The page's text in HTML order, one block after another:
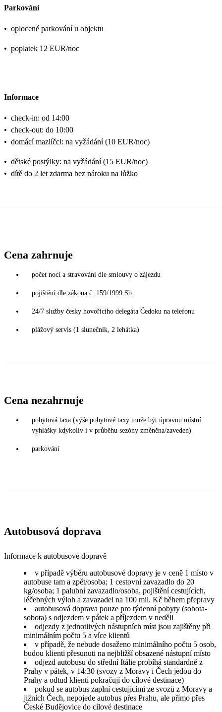
Parkování
• oplocené parkování u objektu
• poplatek 12 EUR/noc
Informace
• check-in: od 14:00
• check-out: do 10:00
• domácí mazlíčci: na vyžádání (10 EUR/noc)
• dětské postýlky: na vyžádání (15 EUR/noc)
• dítě do 2 let zdarma bez nároku na lůžko
Cena zahrnuje
počet nocí a stravování dle smlouvy o zájezdu
pojištění dle zákona č. 159/1999 Sb.
24/7 služby česky hovořícího delegáta Čedoku na telefonu
plážový servis (1 slunečník, 2 lehátka)
Cena nezahrnuje
pobytová taxa (výše pobytové taxy může být úpravou místní
vyhlášky kdykoliv i v průběhu sezóny změněna/zaveden)
parkování
Autobusová doprava
Informace k autobusové dopravě
v případě výběru autobusové dopravy je v ceně 1 místo v
autobuse tam a zpět/osoba; 1 cestovní zavazadlo do 20
kg/osoba; 1 palubní zavazadlo/osoba, pojištění cestujících,
léčebných výloh a zavazadel na 100 mil. Kč během přepravy
autobusová doprava pouze pro týdenní pobyty (sobota-
sobota) s odjezdem v pátek a příjezdem v neděli
odjezdy z jednotlivých nástupních míst jsou zajištěny při
minimálním počtu 5 a více klientů
v případě, že nebude dosaženo minimálního počtu 5 osob,
budou klienti přesunuti na nejbližší obsazené nástupní místo
odjezd autobusu do střední Itálie probíhá standardně z
Prahy v pátek, v 14:30 (svozy z Moravy i Čech jedou do
Prahy a odtud klienti pokračují do cílové destinace)
pokud se autobus zaplní cestujícími ze svozů z Moravy a
jižních Čech, nepojede autobus přes Prahu, ale přímo přes
České Budějovice do cílové destinace